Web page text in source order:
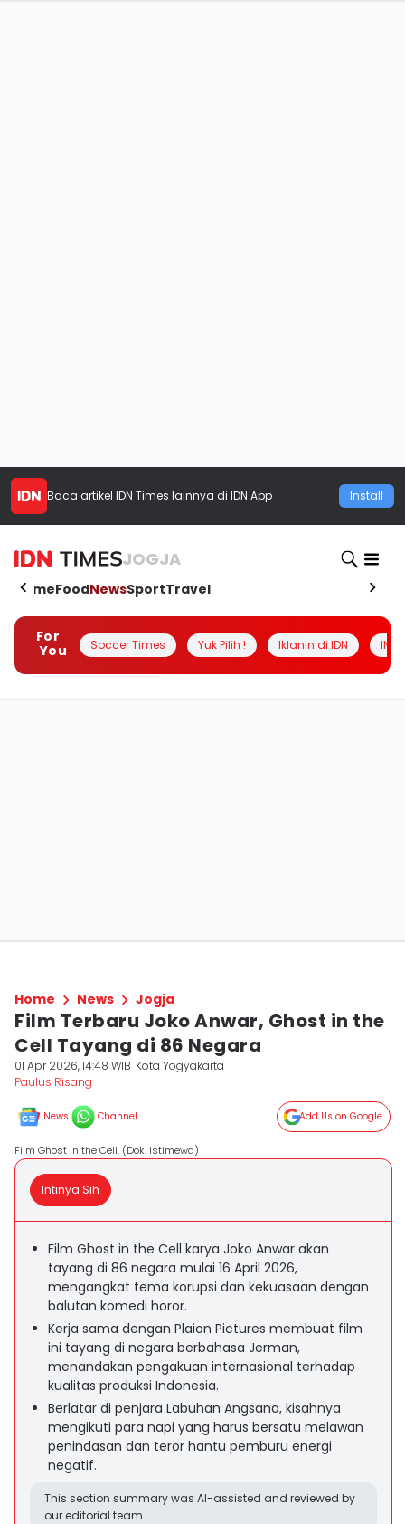
Baca artikel IDN Times lainnya di IDN App Install
JOGJA
HomeFoodNewsSportTravel
For
You
Soccer Times Yuk Pilih ! Iklanin di IDN
Home News Jogja
Film Terbaru Joko Anwar, Ghost in the
Cell Tayang di 86 Negara
01 Apr 2026, 14:48 WIB Kota Yogyakarta
Paulus Risang
News Channel Add Us on Google
Film Ghost in the Cell. (Dok. Istimewa)
Intinya Sih
Film Ghost in the Cell karya Joko Anwar akan
tayang di 86 negara mulai 16 April 2026,
mengangkat tema korupsi dan kekuasaan dengan
balutan komedi horor.
Kerja sama dengan Plaion Pictures membuat film
ini tayang di negara berbahasa Jerman,
menandakan pengakuan internasional terhadap
kualitas produksi Indonesia.
Berlatar di penjara Labuhan Angsana, kisahnya
mengikuti para napi yang harus bersatu melawan
penindasan dan teror hantu pemburu energi
negatif.
This section summary was AI-assisted and reviewed by
our editorial team.